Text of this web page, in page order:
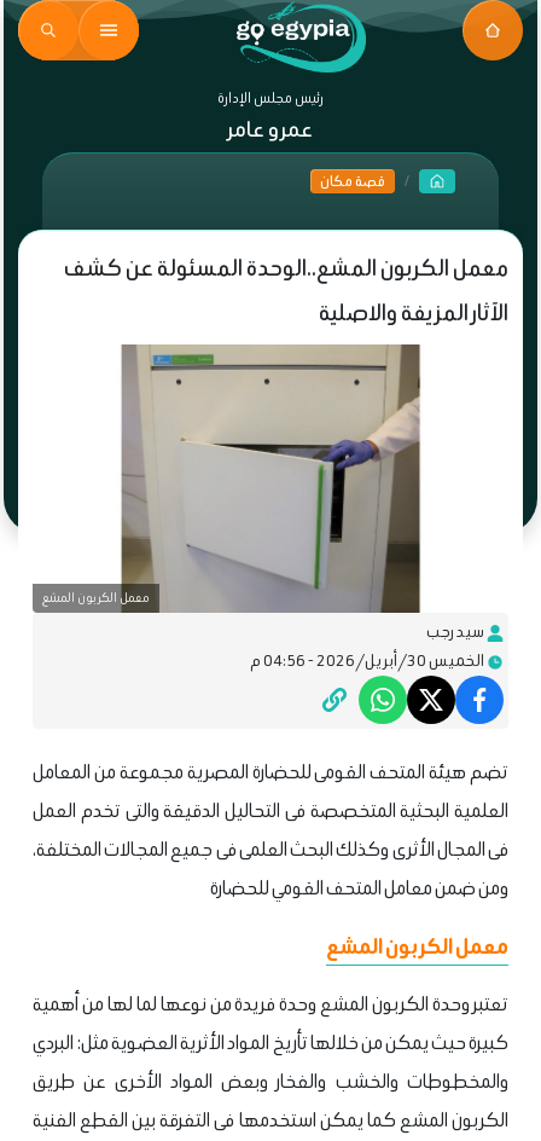
رئيس مجلس الإدارة
عمرو عامر
قصة مكان
معمل الكربون المشع..الوحدة المسئولة عن كشف
الآثار المزيفة والاصلية
معمل الكربون المشع
سيد رجب
الخميس 30/أبريل/2026 - 04:56 م
تضم هيئة المتحف القومى للحضارة المصرية مجموعة من المعامل
العلمية البحثية المتخصصة فى التحاليل الدقيقة والتى تخدم العمل
فى المجال الأثرى وكذلك البحث العلمى فى جميع المجالات المختلفة،
ومن ضمن معامل المتحف القومي للحضارة
معمل الكربون المشع
تعتبر وحدة الكربون المشع وحدة فريدة من نوعها لما لها من أهمية
كبيرة حيث يمكن من خلالها تأريخ المواد الأثرية العضوية مثل: البردي
والمخطوطات والخشب والفخار وبعض المواد الأخرى عن طريق
الكربون المشع كما يمكن استخدمها فى التفرقة بين القطع الفنية